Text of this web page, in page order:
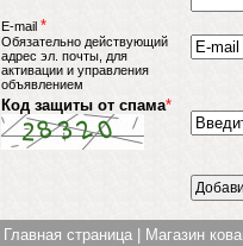
E-mail *
Обязательно действующий
адрес эл. почты, для
активации и управления
объявлением
Код защиты от спама*
Главная страница Магазин